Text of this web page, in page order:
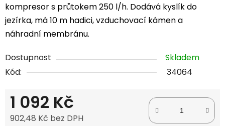
kompresor s průtokem 250 l/h. Dodává kyslík do
jezírka, má 10 m hadici, vzduchovací kámen a
náhradní membránu.
Dostupnost
Skladem
Kód:
34064
1 092 Kč
902,48 Kč bez DPH